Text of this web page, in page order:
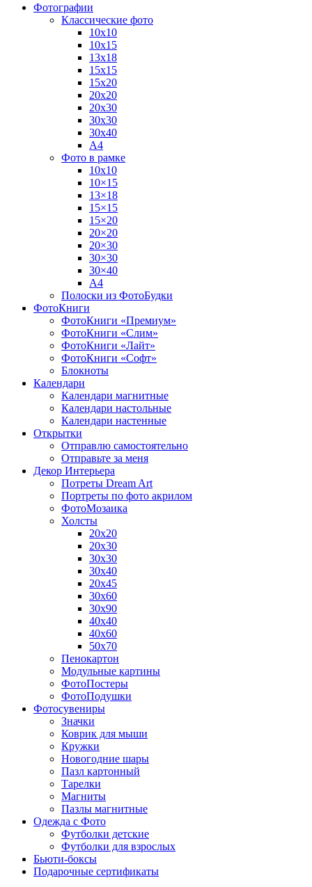
Фотографии
Классические фото
10х10
10х15
13х18
15х15
15х20
20х20
20х30
30х30
30х40
А4
Фото в рамке
10х10
10×15
13×18
15×15
15×20
20×20
20×30
30×30
30×40
A4
Полоски из ФотоБудки
ФотоКниги
ФотоКниги «Премиум»
ФотоКниги «Слим»
ФотоКниги «Лайт»
ФотоКниги «Софт»
Блокноты
Календари
Календари магнитные
Календари настольные
Календари настенные
Открытки
Отправлю самостоятельно
Отправьте за меня
Декор Интерьера
Потреты Dream Art
Портреты по фото акрилом
ФотоМозаика
Холсты
20х20
20х30
30х30
30х40
20х45
30х60
30х90
40х40
40х60
50х70
Пенокартон
Модульные картины
ФотоПостеры
ФотоПодушки
Фотоcувениры
Значки
Коврик для мыши
Кружки
Новогодние шары
Пазл картонный
Тарелки
Магниты
Пазлы магнитные
Одежда с Фото
Футболки детские
Футболки для взрослых
Бьюти-боксы
Подарочные сертификаты